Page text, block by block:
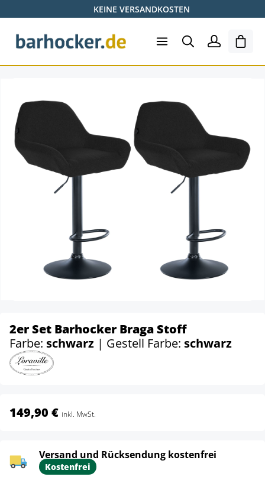
Zum Hauptinhalt springenKEINE VERSANDKOSTEN
2er Set Barhocker Braga Stoff
Farbe: schwarz | Gestell Farbe: schwarz
149,90 € inkl. MwSt.
Versand und Rücksendung kostenfrei
Kostenfrei